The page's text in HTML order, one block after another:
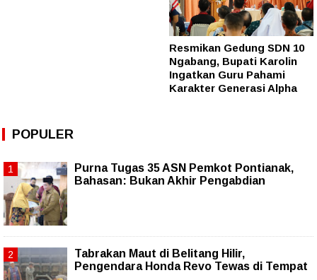
Resmikan Gedung SDN 10
Ngabang, Bupati Karolin
Ingatkan Guru Pahami
Karakter Generasi Alpha
POPULER
Purna Tugas 35 ASN Pemkot Pontianak,
Bahasan: Bukan Akhir Pengabdian
Tabrakan Maut di Belitang Hilir,
Pengendara Honda Revo Tewas di Tempat